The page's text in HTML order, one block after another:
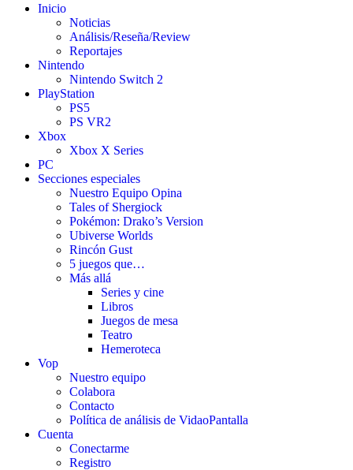
Inicio
Noticias
Análisis/Reseña/Review
Reportajes
Nintendo
Nintendo Switch 2
PlayStation
PS5
PS VR2
Xbox
Xbox X Series
PC
Secciones especiales
Nuestro Equipo Opina
Tales of Shergiock
Pokémon: Drako’s Version
Ubiverse Worlds
Rincón Gust
5 juegos que…
Más allá
Series y cine
Libros
Juegos de mesa
Teatro
Hemeroteca
Vop
Nuestro equipo
Colabora
Contacto
Política de análisis de VidaoPantalla
Cuenta
Conectarme
Registro